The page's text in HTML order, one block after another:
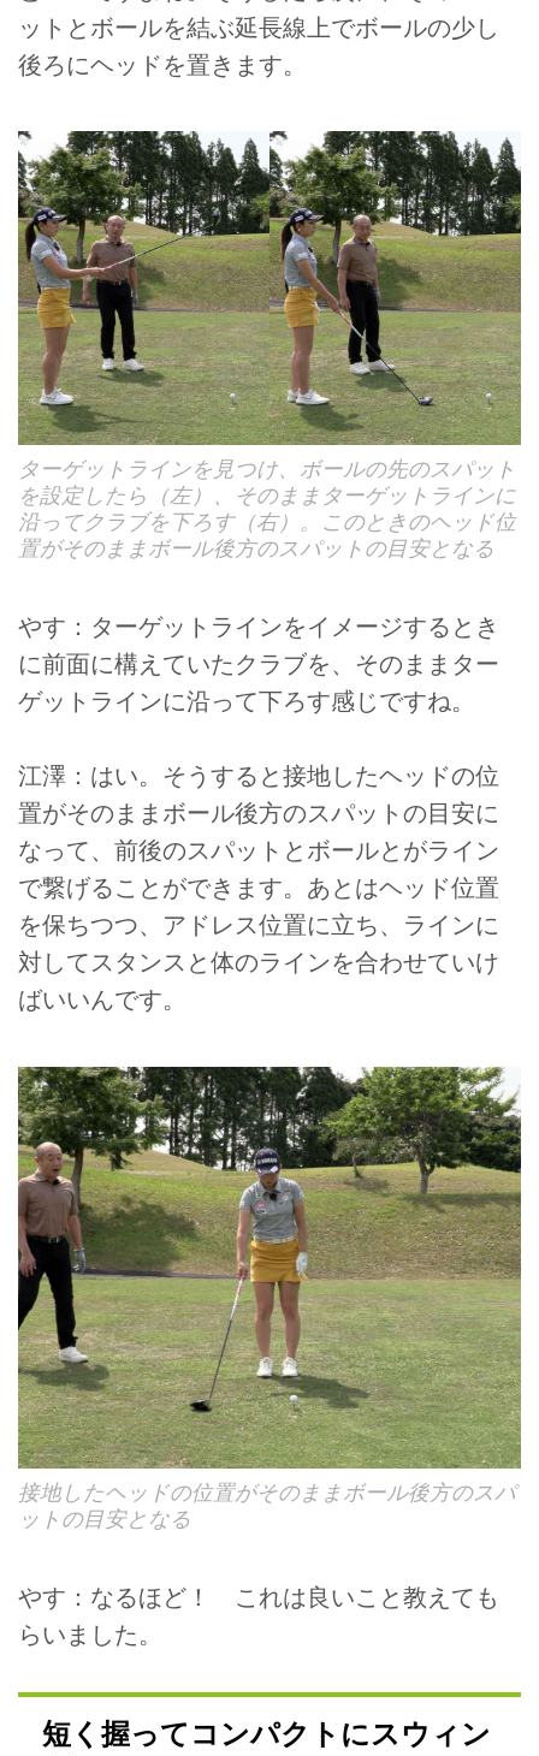
ットとボールを結ぶ延長線上でボールの少し
後ろにヘッドを置きます。
ターゲットラインを見つけ、ボールの先のスパット
を設定したら（左）、そのままターゲットラインに
沿ってクラブを下ろす（右）。このときのヘッド位
置がそのままボール後方のスパットの目安となる
やす：ターゲットラインをイメージするとき
に前面に構えていたクラブを、そのままター
ゲットラインに沿って下ろす感じですね。
江澤：はい。そうすると接地したヘッドの位
置がそのままボール後方のスパットの目安に
なって、前後のスパットとボールとがライン
で繋げることができます。あとはヘッド位置
を保ちつつ、アドレス位置に立ち、ラインに
対してスタンスと体のラインを合わせていけ
ばいいんです。
接地したヘッドの位置がそのままボール後方のスパ
ットの目安となる
やす：なるほど！ これは良いこと教えても
らいました。
短く握ってコンパクトにスウィン